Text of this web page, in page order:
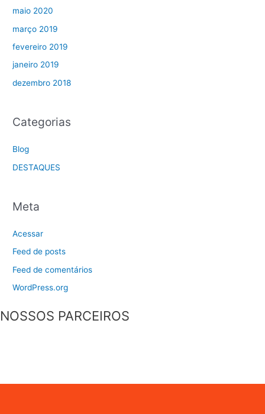
maio 2020
março 2019
fevereiro 2019
janeiro 2019
dezembro 2018
Categorias
Blog
DESTAQUES
Meta
Acessar
Feed de posts
Feed de comentários
WordPress.org
NOSSOS PARCEIROS